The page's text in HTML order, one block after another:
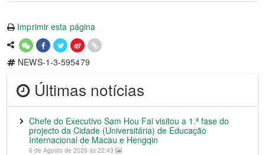
Imprimir esta página
NEWS-1-3-595479
Últimas notícias
Chefe do Executivo Sam Hou Fai visitou a 1.ª fase do
projecto da Cidade (Universitária) de Educação
Internacional de Macau e Hengqin
6 de Agosto de 2026 às 22:43